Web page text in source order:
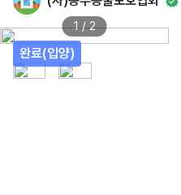
완료(입양)
1 / 2